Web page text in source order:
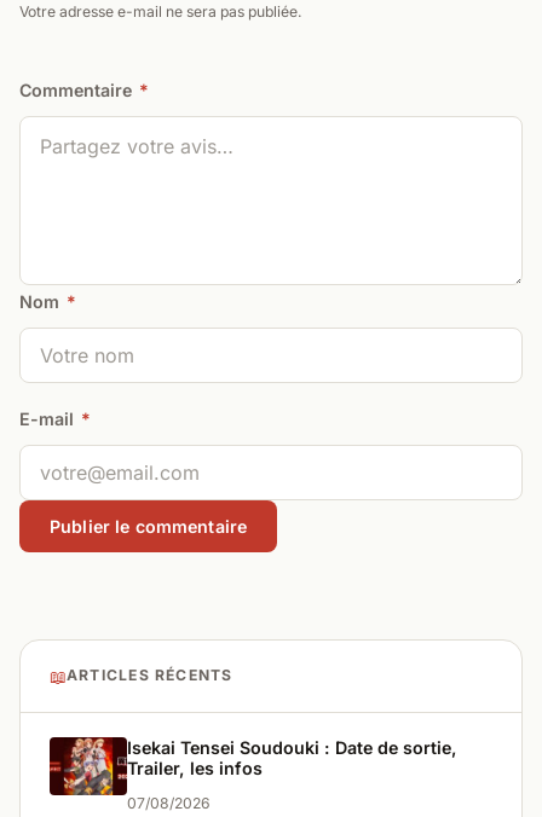
Votre adresse e-mail ne sera pas publiée.
Commentaire *
Nom *
E-mail *
📖ARTICLES RÉCENTS
Isekai Tensei Soudouki : Date de sortie,
Trailer, les infos
07/08/2026